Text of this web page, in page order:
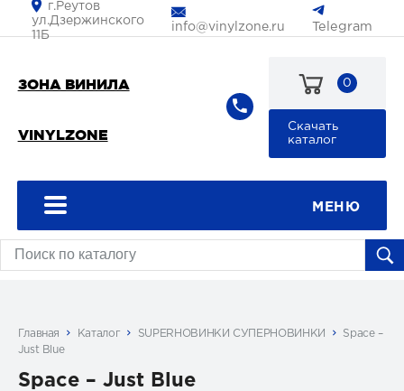
г.Реутов
ул.Дзержинского
11Б
info@vinylzone.ru Telegram
ЗОНА ВИНИЛА
VINYLZONE
8
199-
0
Скачать
каталог
МЕНЮ
Главная Каталог SUPERНОВИНКИ СУПЕРНОВИНКИ
Space ‎–
Just Blue
Space ‎– Just Blue